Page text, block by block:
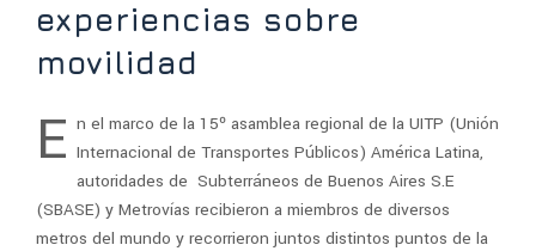
experiencias sobre
movilidad
E n el marco de la 15º asamblea regional de la UITP (Unión
Internacional de Transportes Públicos) América Latina,
autoridades de Subterráneos de Buenos Aires S.E
(SBASE) y Metrovías recibieron a miembros de diversos
metros del mundo y recorrieron juntos distintos puntos de la